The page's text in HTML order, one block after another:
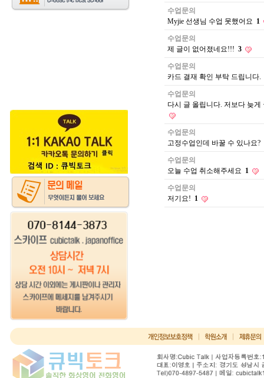
수업문의
Myjie 선생님 수업 못했어요 1
수업문의
제 글이 없어졌네요!!! 3
수업문의
카드 결재 확인 부탁 드립니다.
수업문의
다시 글 올립니다. 저보다 늦
수업문의
고정수업인데 바꿀 수 있나요?
수업문의
오늘 수업 취소해주세요 1
수업문의
저기요! 1